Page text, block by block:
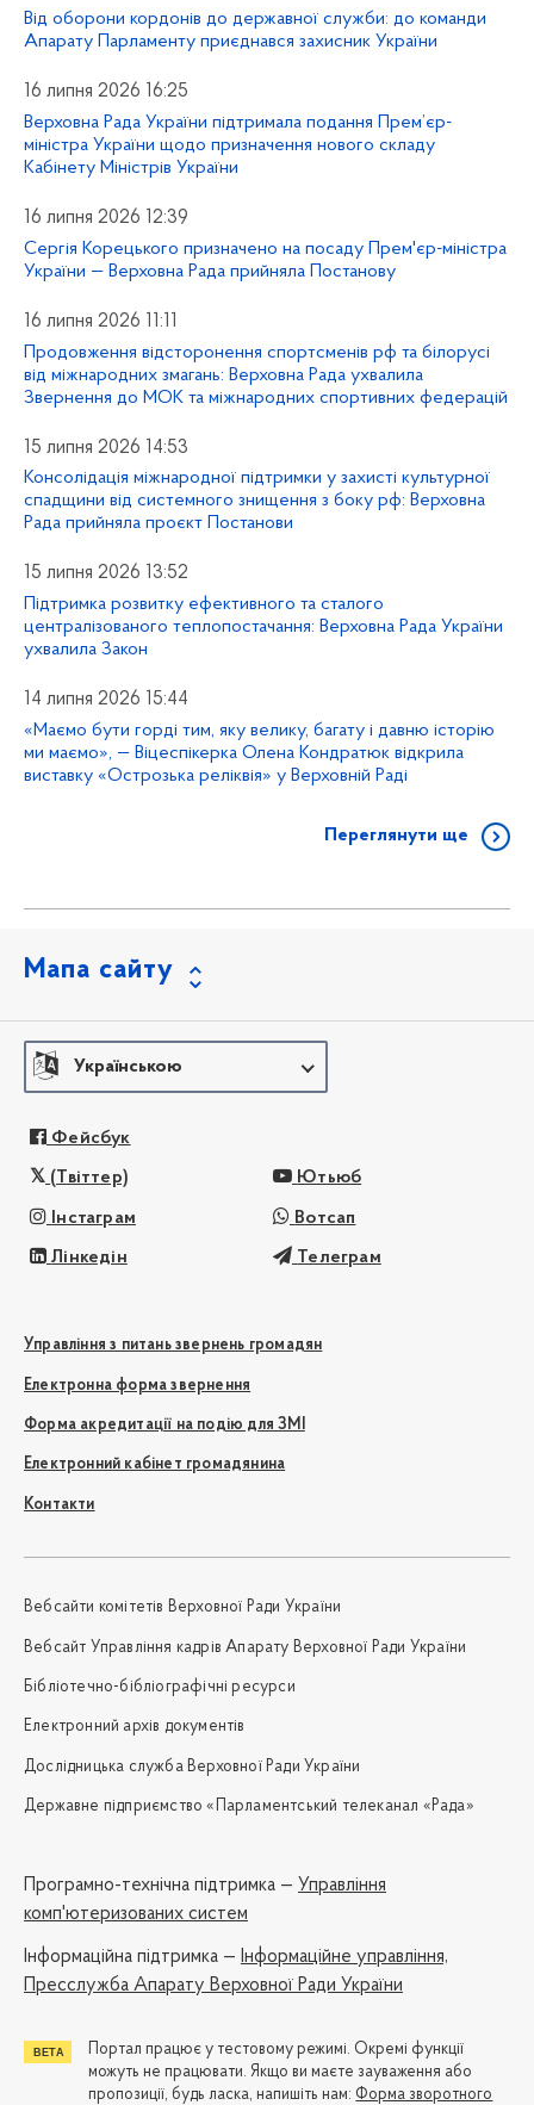
Від оборони кордонів до державної служби: до команди
Апарату Парламенту приєднався захисник України
16 липня 2026 16:25
Верховна Рада України підтримала подання Прем’єр-
міністра України щодо призначення нового складу
Кабінету Міністрів України
16 липня 2026 12:39
Сергія Корецького призначено на посаду Прем'єр-міністра
України — Верховна Рада прийняла Постанову
16 липня 2026 11:11
Продовження відсторонення спортсменів рф та білорусі
від міжнародних змагань: Верховна Рада ухвалила
Звернення до МОК та міжнародних спортивних федерацій
15 липня 2026 14:53
Консолідація міжнародної підтримки у захисті культурної
спадщини від системного знищення з боку рф: Верховна
Рада прийняла проєкт Постанови
15 липня 2026 13:52
Підтримка розвитку ефективного та сталого
централізованого теплопостачання: Верховна Рада України
ухвалила Закон
14 липня 2026 15:44
«Маємо бути горді тим, яку велику, багату і давню історію
ми маємо», — Віцеспікерка Олена Кондратюк відкрила
виставку «Острозька реліквія» у Верховній Раді
Переглянути ще
Мапа сайту
Українською
Фейсбук
(Твіттер) Ютьюб
Інстаграм Вотсап
Лінкедін Телеграм
Управління з питань звернень громадян
Електронна форма звернення
Форма акредитації на подію для ЗМІ
Електронний кабінет громадянина
Контакти
Вебсайти комітетів Верховної Ради України
Вебсайт Управління кадрів Апарату Верховної Ради України
Бібліотечно-бібліографічні ресурси
Електронний архів документів
Дослідницька служба Верховної Ради України
Державне підприємство «Парламентський телеканал «Рада»
Програмно-технічна підтримка — Управління
комп'ютеризованих систем
Iнформаційна підтримка — Інформаційне управління,
Пресслужба Апарату Верховної Ради України
Портал працює у тестовому режимі. Окремі функції
можуть не працювати. Якщо ви маєте зауваження або
пропозиції, будь ласка, напишіть нам: Форма зворотного